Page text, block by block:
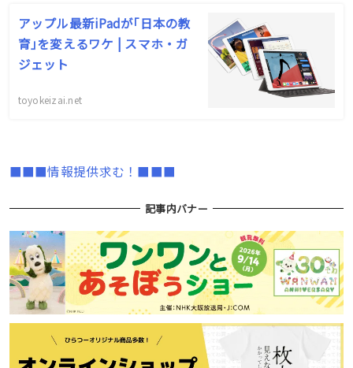
アップル最新iPadが｢日本の教
育｣を変えるワケ | スマホ・ガ
ジェット
toyokeizai.net
■■■情報提供求む！■■■
記事内バナー